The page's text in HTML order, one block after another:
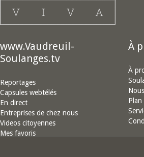
www.Vaudreuil-
Soulanges.tv
Reportages
Capsules webtélés
En direct
Entreprises de chez nous
Videos citoyennes
Mes favoris
À
À